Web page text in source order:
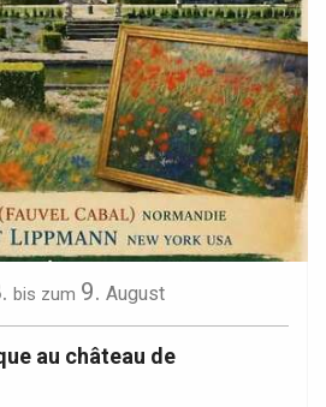
bis zum 9. August
au château de